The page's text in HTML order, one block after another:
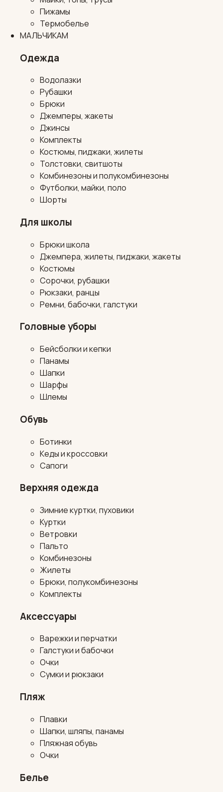
Пижамы
Термобелье
МАЛЬЧИКАМ
Одежда
Водолазки
Рубашки
Брюки
Джемперы, жакеты
Джинсы
Комплекты
Костюмы, пиджаки, жилеты
Толстовки, свитшоты
Комбинезоны и полукомбинезоны
Футболки, майки, поло
Шорты
Для школы
Брюки школа
Джемпера, жилеты, пиджаки, жакеты
Костюмы
Сорочки, рубашки
Рюкзаки, ранцы
Ремни, бабочки, галстуки
Головные уборы
Бейсболки и кепки
Панамы
Шапки
Шарфы
Шлемы
Обувь
Ботинки
Кеды и кроссовки
Сапоги
Верхняя одежда
Зимние куртки, пуховики
Куртки
Ветровки
Пальто
Комбинезоны
Жилеты
Брюки, полукомбинезоны
Комплекты
Аксессуары
Варежки и перчатки
Галстуки и бабочки
Очки
Сумки и рюкзаки
Пляж
Плавки
Шапки, шляпы, панамы
Пляжная обувь
Очки
Белье